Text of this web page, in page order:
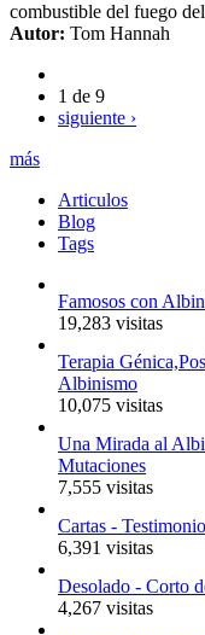
combustible del fuego
Autor: Tom Hannah
1 de 9
siguiente ›
más
Articulos
Blog
Tags
Famosos con
19,283 visitas
Terapia
Albinismo
10,075 visitas
Una Mirada al
Mutaciones
7,555 visitas
Cartas -
6,391 visitas
Desolado - Corto
4,267 visitas